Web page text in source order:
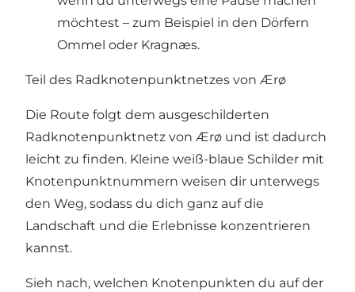
möchtest – zum Beispiel in den Dörfern
Ommel oder Kragnæs.
Teil des Radknotenpunktnetzes von Ærø
Die Route folgt dem ausgeschilderten
Radknotenpunktnetz von Ærø und ist dadurch
leicht zu finden. Kleine weiß-blaue Schilder mit
Knotenpunktnummern weisen dir unterwegs
den Weg, sodass du dich ganz auf die
Landschaft und die Erlebnisse konzentrieren
kannst.
Sieh nach, welchen Knotenpunkten du auf der